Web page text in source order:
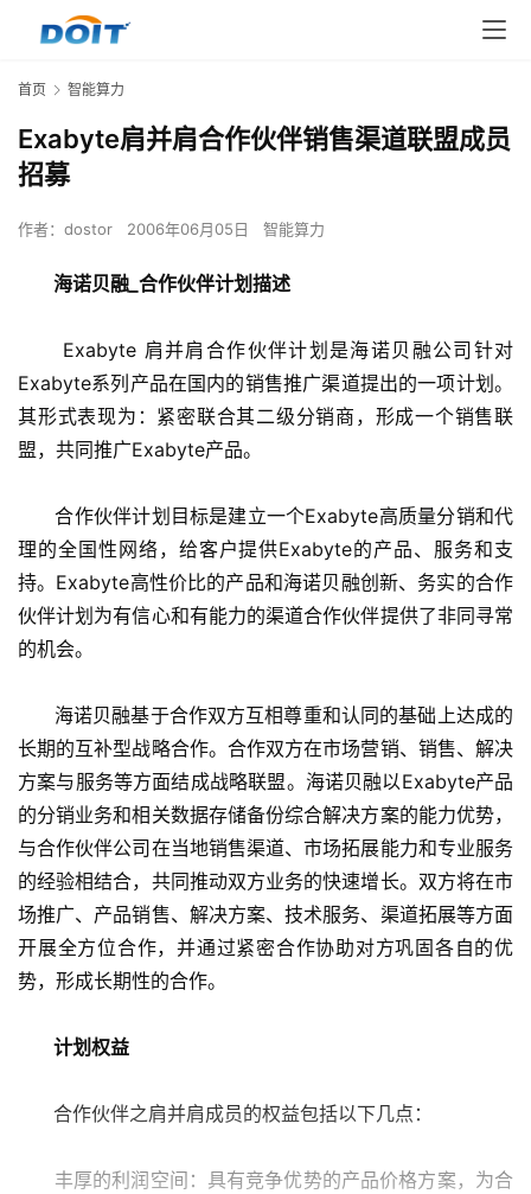
首页 智能算力
Exabyte肩并肩合作伙伴销售渠道联盟成员
招募
作者： dostor 2006年06月05日 智能算力
海诺贝融_合作伙伴计划描述
Exabyte 肩并肩合作伙伴计划是海诺贝融公司针对
Exabyte系列产品在国内的销售推广渠道提出的一项计划。
其形式表现为：紧密联合其二级分销商，形成一个销售联
盟，共同推广Exabyte产品。
合作伙伴计划目标是建立一个Exabyte高质量分销和代
理的全国性网络，给客户提供Exabyte的产品、服务和支
持。Exabyte高性价比的产品和海诺贝融创新、务实的合作
伙伴计划为有信心和有能力的渠道合作伙伴提供了非同寻常
的机会。
海诺贝融基于合作双方互相尊重和认同的基础上达成的
长期的互补型战略合作。合作双方在市场营销、销售、解决
方案与服务等方面结成战略联盟。海诺贝融以Exabyte产品
的分销业务和相关数据存储备份综合解决方案的能力优势，
与合作伙伴公司在当地销售渠道、市场拓展能力和专业服务
的经验相结合，共同推动双方业务的快速增长。双方将在市
场推广、产品销售、解决方案、技术服务、渠道拓展等方面
开展全方位合作，并通过紧密合作协助对方巩固各自的优
势，形成长期性的合作。
计划权益
合作伙伴之肩并肩成员的权益包括以下几点：
丰厚的利润空间：具有竞争优势的产品价格方案，为合